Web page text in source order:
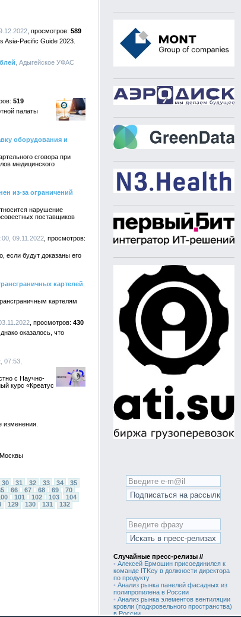
589
Asia-Pacific Guide 2023.
, Адыгейское УФАС
519
палаты
оборудования и
сговора при
медицинского
из-за ограничений
нарушение
поставщиков
09.11.2022
если будут доказаны его
картелей
картелям
430
оказалось, что
07:53,
с Научно-
курс «Креатус
изменения.
30 31 32 33 34
35
66 67 68 69
70
101 102 103
104
129 130 131
132
Случайные пресс-релизы //
• Алексей Ермошин присоединился к
команде ITKey в должности директора
по продукту
• Анализ рынка панелей фасадных из
полипропилена в России
• Анализ рынка элементов вентиляции
кровли (подкровельного пространства)
в России